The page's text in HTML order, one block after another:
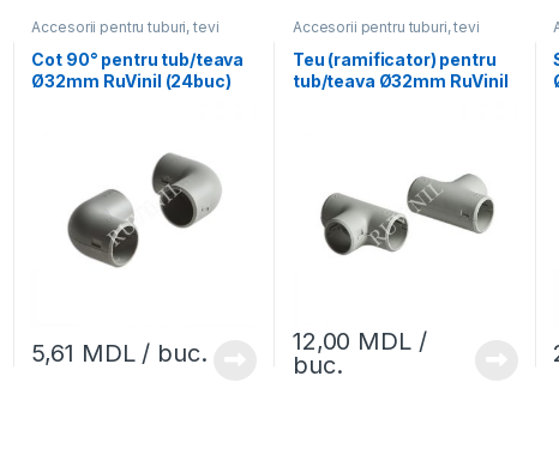
Accesorii pentru tuburi, tevi
Cot 90° pentru tub/teava
Ø32mm RuVinil (24buc)
5,61 MDL/ buc.
Accesorii pentru tuburi, tevi
Teu (ramificator) pentru
tub/teava Ø32mm RuVinil
12,00 MDL/
buc.